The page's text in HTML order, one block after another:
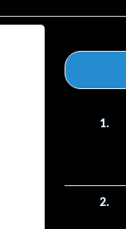
1.
2.